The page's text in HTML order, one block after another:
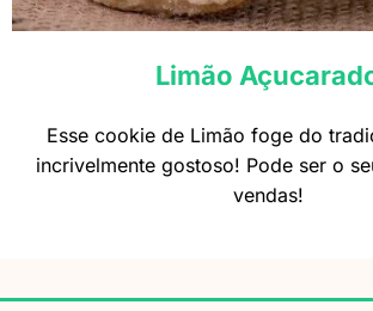
Limão
Esse cookie de Limão foge do
incrivelmente gostoso! Pode ser o
vendas!